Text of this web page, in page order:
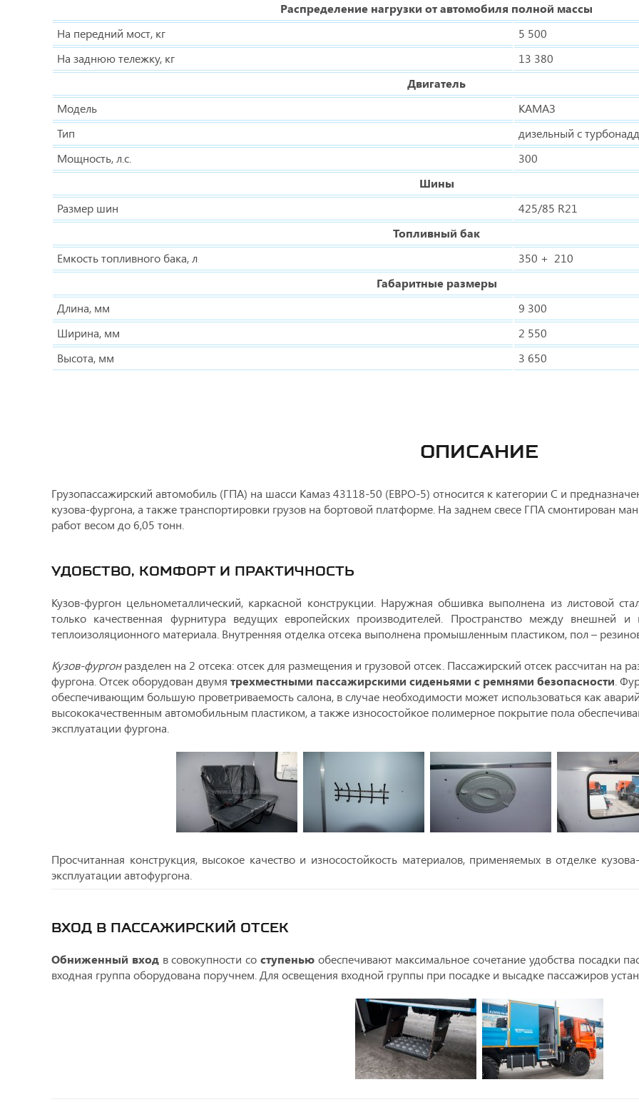
Распределение нагрузки от автомобиля полной массы
На передний мост, кг
5 500
На заднюю тележку, кг
13 380
Двигатель
Модель
КАМАЗ
Тип
дизельный с
Мощность, л.с.
300
Шины
Размер шин
425/85 R21
Топливный бак
Емкость топливного бака, л
350 + 210
Габаритные размеры
Длина, мм
9 300
Ширина, мм
2 550
Высота, мм
3 650
ОПИСАНИЕ
Грузопассажирский автомобиль (ГПА) на шасси Камаз 43118-50 (ЕВРО-5) относится к категории С и
кузова-фургона, а также транспортировки грузов на бортовой платформе. На заднем свесе ГПА смонтирован
работ весом до 6,05 тонн.
УДОБСТВО, КОМФОРТ И ПРАКТИЧНОСТЬ
Кузов-фургон цельнометаллический, каркасной конструкции. Наружная обшивка выполнена из листовой
только качественная фурнитура ведущих европейских производителей. Пространство между внешней
теплоизоляционного материала. Внутренняя отделка отсека выполнена промышленным пластиком, пол –
Кузов-фургонразделен на 2 отсека: отсек для размещения и грузовой отсек. Пассажирский отсек рассчитан на
фургона. Отсек оборудован двумя трехместными пассажирскими сиденьями с ремнями безопасности .
обеспечивающим большую проветриваемость салона, в случае необходимости может использоваться как
высококачественным автомобильным пластиком, а также износостойкое полимерное покрытие пола
эксплуатации фургона.
Просчитанная конструкция, высокое качество и износостойкость материалов, применяемых в отделке
эксплуатации автофургона.
ВХОД В ПАССАЖИРСКИЙ ОТСЕК
Обниженный входв совокупности со ступеньюобеспечивают максимальное сочетание удобства посадки
входная группа оборудована поручнем. Для освещения входной группы при посадке и высадке пассажиров